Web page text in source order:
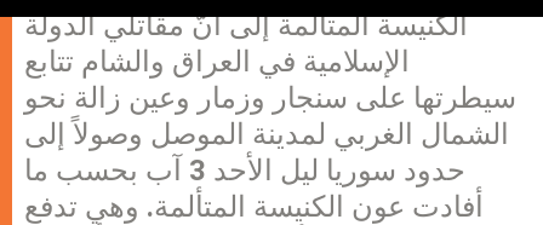
الكنيسة المتألمة إلى أنّ مقاتلي الدولة
الإسلامية في العراق والشام تتابع
سيطرتها على سنجار وزمار وعين زالة نحو
الشمال الغربي لمدينة الموصل وصولاً إلى
حدود سوريا ليل الأحد 3 آب بحسب ما
أفادت عون الكنيسة المتألمة. وهي تدفع